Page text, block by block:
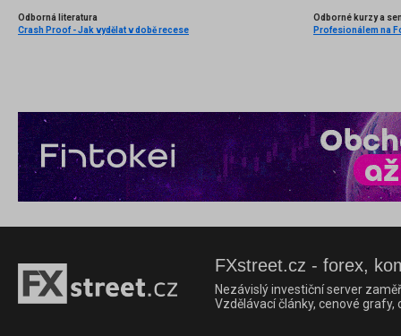
Odborná literatura
Crash Proof - Jak vydělat v době recese
Odborné kurzy a
Profesionálem na
FXstreet.cz - forex,
Nezávislý investiční server
Vzdělávací články, cenové